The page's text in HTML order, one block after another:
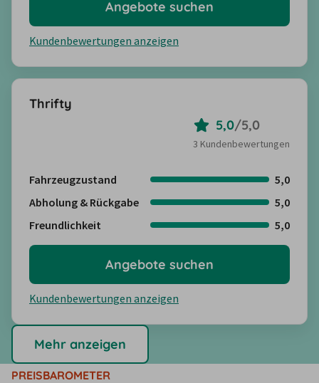
Kundenbewertungen anzeigen
Angebote suchen
Thrifty
5,0/5,0
3 Kundenbewertungen
Fahrzeugzustand
5,0
Abholung & Rückgabe
5,0
Freundlichkeit
5,0
Kundenbewertungen anzeigen
Angebote suchen
Mehr anzeigen
PREISBAROMETER